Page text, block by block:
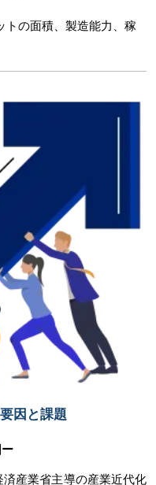
トの面積、製造能力、稼
因と課題
済産業省主導の産業近代化